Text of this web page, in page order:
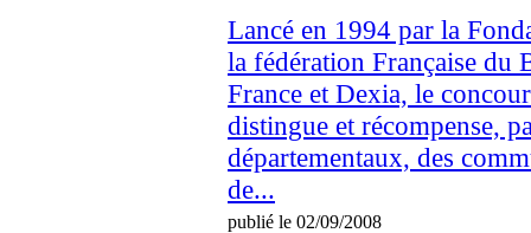
Lancé en 1994 par la
la fédération Française du
France et Dexia, le
distingue et récompense,
départementaux, des
de...
publié le 02/09/2008